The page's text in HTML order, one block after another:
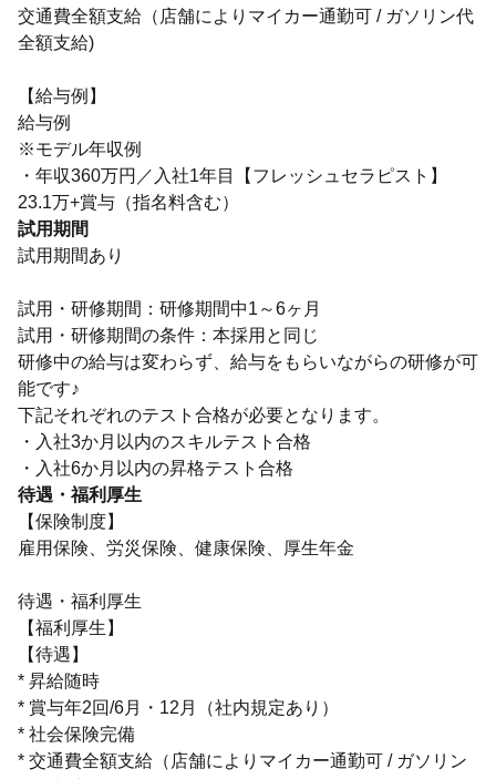
交通費全額支給（店舗によりマイカー通勤可 / ガソリン代
全額支給)
【給与例】
給与例
※モデル年収例
・年収360万円／入社1年目【フレッシュセラピスト】
23.1万+賞与（指名料含む）
試用期間
試用期間あり
試用・研修期間：研修期間中1～6ヶ月
試用・研修期間の条件：本採用と同じ
研修中の給与は変わらず、給与をもらいながらの研修が可
能です♪
下記それぞれのテスト合格が必要となります。
・入社3か月以内のスキルテスト合格
待遇・福利厚生
【保険制度】
雇用保険、労災保険、健康保険、厚生年金
待遇・福利厚生
【福利厚生】
【待遇】
* 昇給随時
* 賞与年2回/6月・12月（社内規定あり）
* 社会保険完備
* 交通費全額支給（店舗によりマイカー通勤可 / ガソリン